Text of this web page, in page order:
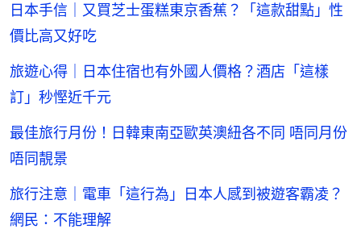
日本手信｜又買芝士蛋糕東京香蕉？「這款甜點」性
價比高又好吃
旅遊心得｜日本住宿也有外國人價格？酒店「這樣
訂」秒慳近千元
最佳旅行月份！日韓東南亞歐英澳紐各不同 唔同月份
唔同靚景
旅行注意｜電車「這行為」日本人感到被遊客霸凌？
網民：不能理解